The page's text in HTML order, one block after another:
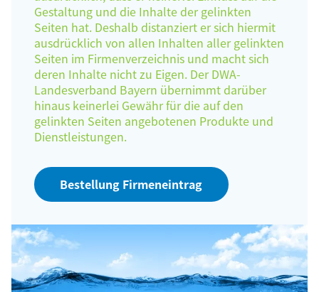
Gestaltung und die Inhalte der gelinkten
Seiten hat. Deshalb distanziert er sich hiermit
ausdrücklich von allen Inhalten aller gelinkten
Seiten im Firmenverzeichnis und macht sich
deren Inhalte nicht zu Eigen. Der DWA-
Landesverband Bayern übernimmt darüber
hinaus keinerlei Gewähr für die auf den
gelinkten Seiten angebotenen Produkte und
Dienstleistungen.
Bestellung Firmeneintrag